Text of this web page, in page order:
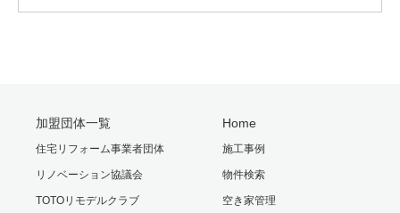
加盟団体一覧
住宅リフォーム事業者団体
リノベーション協議会
TOTOリモデルクラブ
Home
施工事例
物件検索
空き家管理